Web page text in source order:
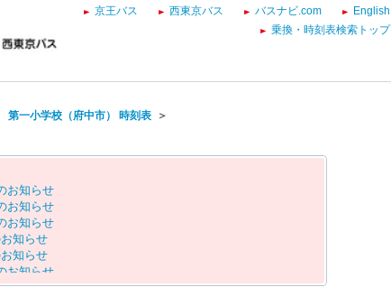
京王バス 西東京バス バスナビ.com
English
乗換・時刻表検索トップ
第一小学校（府中市） 時刻表＞
お知 らせ
お知 らせ
お知 らせ
お知 らせ
お知 らせ
お知 らせ
知らせ